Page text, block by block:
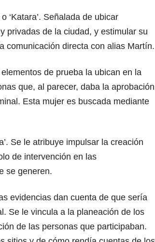
o ‘Katara’. Señalada de ubicar
privadas de la ciudad, y estimular su
comunicación directa con alias Martín.
elementos de prueba la ubican en la
que, al parecer, daba la aprobación
Esta mujer es buscada mediante
Se le atribuye impulsar la creación
de intervención en las
se generen.
evidencias dan cuenta de que sería
Se le vincula a la planeación de los
de las personas que participaban.